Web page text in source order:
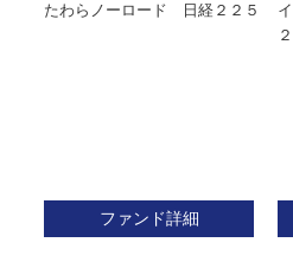
ＭＨＡＭ株式インデックスファ
ファンド詳細